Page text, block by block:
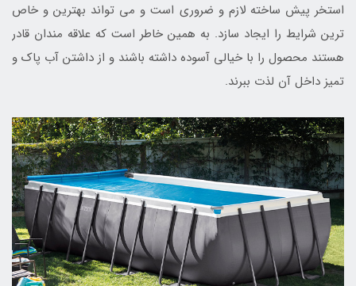
استخر پیش ساخته لازم و ضروری است و می تواند بهترین و خاص
ترین شرایط را ایجاد سازد. به همین خاطر است که علاقه مندان قادر
هستند محصول را با خیالی آسوده داشته باشند و از داشتن آب پاک و
تمیز داخل آن لذت ببرند.